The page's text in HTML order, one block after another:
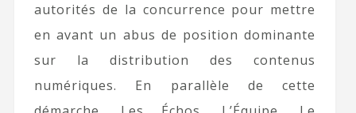
autorités de la concurrence pour mettre
en avant un abus de position dominante
sur la distribution des contenus
numériques. En parallèle de cette